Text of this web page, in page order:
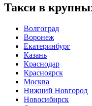
Такси в
Волгоград
Воронеж
Екатеринбург
Казань
Краснодар
Красноярск
Москва
Нижний Новгород
Новосибирск